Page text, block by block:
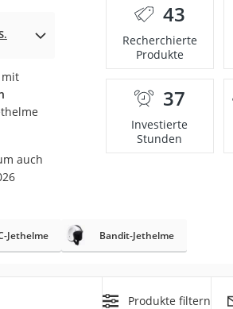
mit
auch
43
Recherchierte
Produkte
37
Investierte
Stunden
Jethelme Bandit-Jethelme
Produkte filtern